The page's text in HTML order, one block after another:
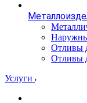
Отливы
Отливы
Услуги